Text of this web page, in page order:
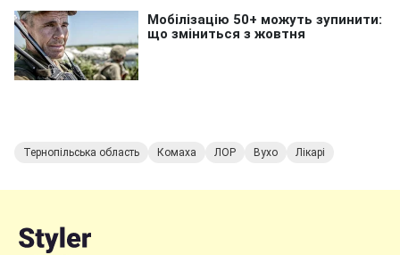
Тернопільська область Комаха ЛОР Вухо Лікарі